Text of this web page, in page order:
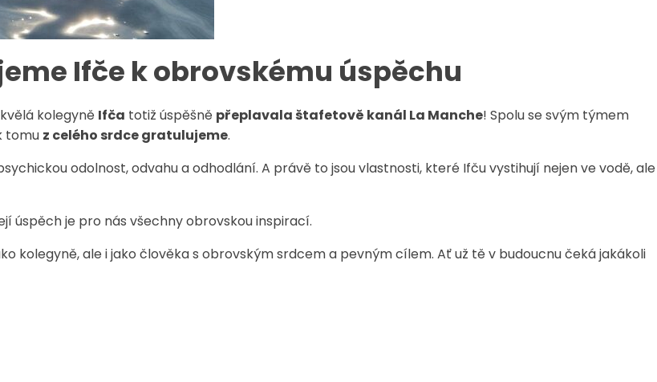
Ifče k obrovskému úspěchu
kolegyně Ifča totiž úspěšně přeplavala štafetově kanál La Manche! Spolu se svým týmem
tomu z celého srdce gratulujeme.
odolnost, odvahu a odhodlání. A právě to jsou vlastnosti, které Ifču vystihují nejen ve vodě, ale
úspěch je pro nás všechny obrovskou inspirací.
kolegyně, ale i jako člověka s obrovským srdcem a pevným cílem. Ať už tě v budoucnu čeká jakákoli